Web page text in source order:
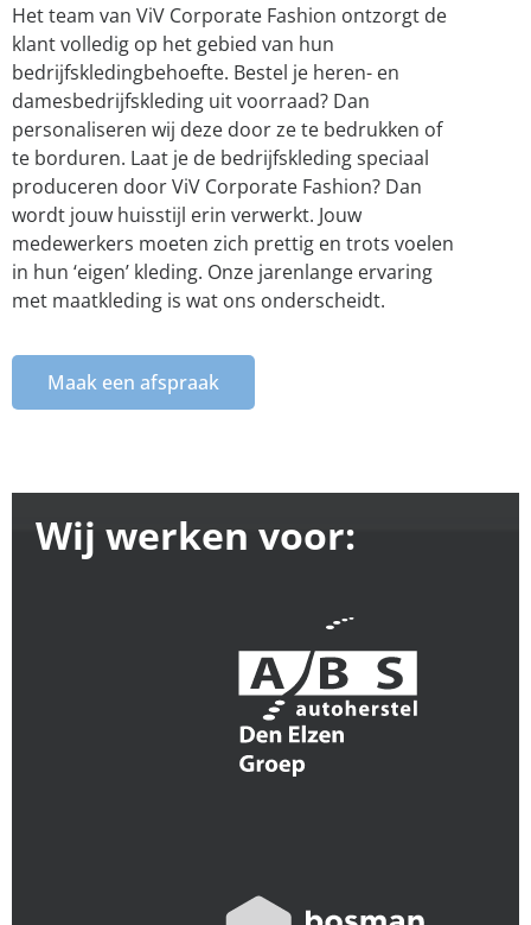
Het team van ViV Corporate Fashion ontzorgt de
klant volledig op het gebied van hun
bedrijfskledingbehoefte. Bestel je heren- en
damesbedrijfskleding uit voorraad? Dan
personaliseren wij deze door ze te bedrukken of
te borduren. Laat je de bedrijfskleding speciaal
produceren door ViV Corporate Fashion? Dan
wordt jouw huisstijl erin verwerkt. Jouw
medewerkers moeten zich prettig en trots voelen
in hun ‘eigen’ kleding. Onze jarenlange ervaring
met maatkleding is wat ons onderscheidt.
Maak een afspraak
Wij werken voor: